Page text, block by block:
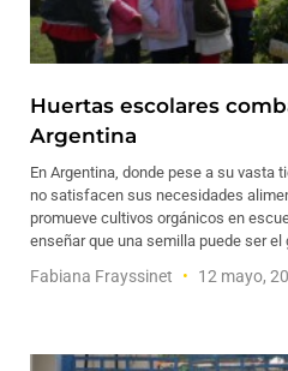
Huertas escolares
Argentina
En Argentina, donde pese a su vasta
no satisfacen sus necesidades
promueve cultivos orgánicos en
enseñar que una semilla puede ser el
Fabiana Frayssinet 12 mayo,